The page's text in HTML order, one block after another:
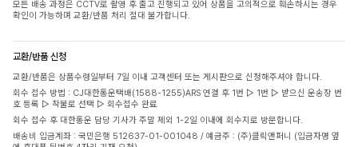
모든 배송 과정은 CCTV로 촬영 후 출고 진행되고 있어 상품을 고의적으로 훼손하시는 경우
확인이 가능하며 교환/반품 처리 절대 불가합니다.
교환/반품 신청
교환/반품은 상품수령일부터 7일 이내 고객센터 또는 게시판으로 신청해주셔야 합니다.
회수 접수 방법 : CJ대한통운택배(1588-1255)ARS 연결 후 1번 ▷ 1번 ▷ 받으신 운송장 번
호 등록 ▷ 착불로 선택 ▷ 회수접수 완료
회수 접수 후 대한통운 담당 기사가 주말 제외 1-2일 이내에 회수지로 방문합니다.
배송비 입금계좌 : 국민은행 512637-01-001048 / 예금주 : (주)클릭앤퍼니 (입금자명 옆